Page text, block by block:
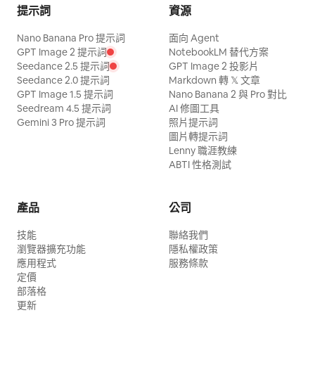
提示詞
Nano Banana Pro 提示詞
GPT Image 2 提示詞
Seedance 2.5 提示詞
Seedance 2.0 提示詞
GPT Image 1.5 提示詞
Seedream 4.5 提示詞
Gemini 3 Pro 提示詞
資源
面向 Agent
NotebookLM 替代方案
GPT Image 2 投影片
Markdown 轉 𝕏 文章
Nano Banana 2 與 Pro 對比
AI 修圖工具
照片提示詞
圖片轉提示詞
Lenny 職涯教練
ABTI 性格測試
產品
技能
瀏覽器擴充功能
應用程式
定價
部落格
更新
公司
聯絡我們
隱私權政策
服務條款